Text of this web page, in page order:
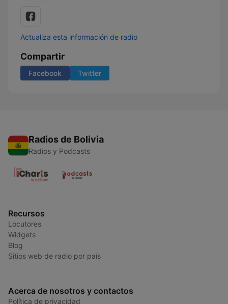
Actualiza esta información de radio
Compartir
Facebook Twitter
Radios de Bolivia
Radios y Podcasts
Recursos
Locutores
Widgets
Blog
Sitios web de radio por país
Acerca de nosotros y contactos
Política de privacidad